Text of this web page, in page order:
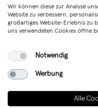
Wir können diese zur Analyse
Website zu verbessern,
großartiges Website-Erlebnis zu
uns verwendeten Cookies öffne
Notwendig
Werbung
Alle